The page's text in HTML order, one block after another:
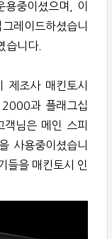
중이셨으며, 이
레이드하셨습니
습니다.
제조사 매킨토시
과 플래그십
님은 메인 스피
사용중이셨습니
들을 매킨토시 인